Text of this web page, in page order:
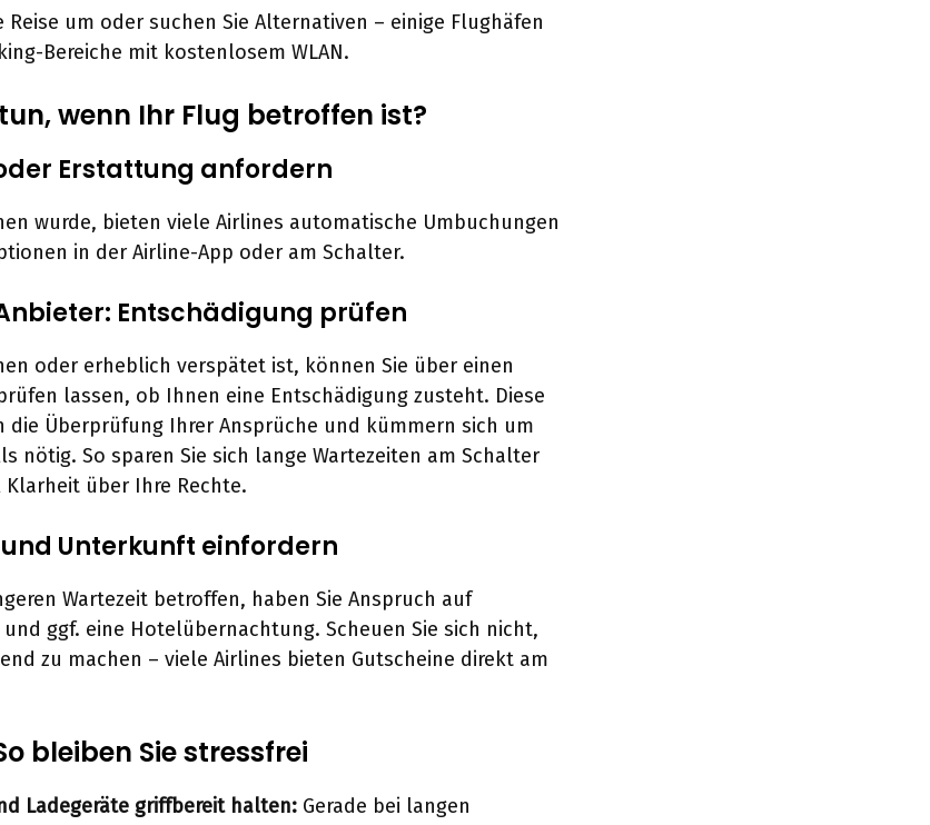
Reise um oder suchen Sie Alternativen – einige Flughäfen
Bereiche mit kostenlosem WLAN.
wenn Ihr Flug betroffen ist?
Erstattung anfordern
wurde, bieten viele Airlines automatische Umbuchungen
in der Airline-App oder am Schalter.
Entschädigung prüfen
oder erheblich verspätet ist, können Sie über einen
lassen, ob Ihnen eine Entschädigung zusteht. Diese
die Überprüfung Ihrer Ansprüche und kümmern sich um
nötig. So sparen Sie sich lange Wartezeiten am Schalter
über Ihre Rechte.
Unterkunft einfordern
Wartezeit betroffen, haben Sie Anspruch auf
ggf. eine Hotelübernachtung. Scheuen Sie sich nicht,
zu machen – viele Airlines bieten Gutscheine direkt am
bleiben Sie stressfrei
Ladegeräte griffbereit halten: Gerade bei langen